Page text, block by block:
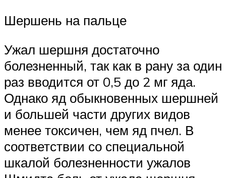
Шершень на пальце
Ужал шершня достаточно
болезненный, так как в рану за один
раз вводится от 0,5 до 2 мг яда.
Однако яд обыкновенных шершней
и большей части других видов
менее токсичен, чем яд пчел. В
соответствии со специальной
шкалой болезненности ужалов